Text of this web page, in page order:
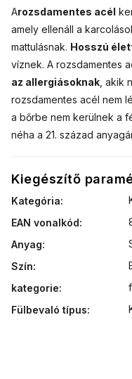
Arozsdamentes acél
amely ellenáll a
mattulásnak. Hosszú
víznek. A rozsdamentes
az allergiásoknak , akik
rozsdamentes acél nem
a bőrbe nem kerülnek a
néha a 21. század
Kiegészítő
Kategória:
EAN vonalkód:
Anyag:
Szín:
kategorie:
Fülbevaló típus: